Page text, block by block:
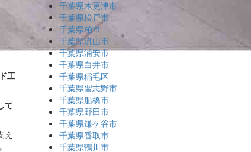
工
て
え
千葉県木更津市
千葉県松戸市
千葉県柏市
千葉県流山市
千葉県浦安市
千葉県白井市
千葉県稲毛区
千葉県習志野市
千葉県船橋市
千葉県野田市
千葉県鎌ケ谷市
千葉県香取市
千葉県鴨川市